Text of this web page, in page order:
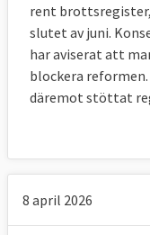
om hur asyl-
står rustat
huruvida det
utöka
rent
slutet av juni.
har aviserat att
blockera
däremot stöttat
8 april 2026